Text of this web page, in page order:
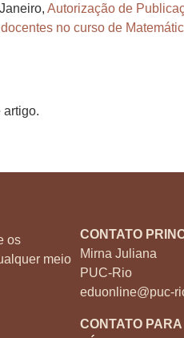
Autorização de
no curso de
artigo.
os
meio
CONTATO
Mirna Juliana
PUC-Rio
eduonline@puc-
CONTATO